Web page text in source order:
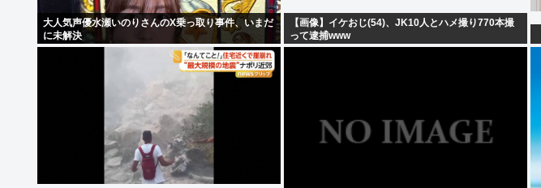
大人気声優水瀬いのりさんのX乗っ取り事件、いまだ
に未解決
【画像】イケおじ(54)、JK10人とハメ撮り770本撮
って逮捕www